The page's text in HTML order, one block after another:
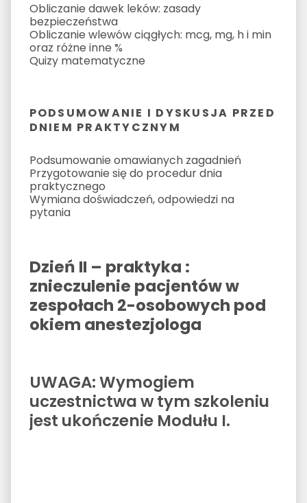
Obliczanie dawek leków: zasady
bezpieczeństwa
Obliczanie wlewów ciągłych: mcg, mg, h i min
oraz różne inne %
Quizy matematyczne
PODSUMOWANIE I DYSKUSJA PRZED
DNIEM PRAKTYCZNYM
Podsumowanie omawianych zagadnień
Przygotowanie się do procedur dnia
praktycznego
Wymiana doświadczeń, odpowiedzi na
pytania
Dzień II – praktyka :
znieczulenie pacjentów w
zespołach 2-osobowych pod
okiem anestezjologa
UWAGA: Wymogiem
uczestnictwa w tym szkoleniu
jest ukończenie Modułu I.